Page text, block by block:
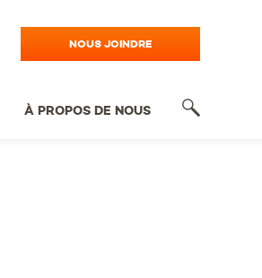
NOUS JOINDRE
À PROPOS DE NOUS